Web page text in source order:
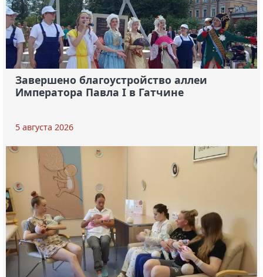
Завершено благоустройство аллеи
Императора Павла I в Гатчине
5 августа 2026